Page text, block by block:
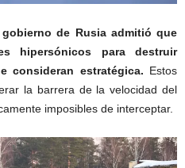
de Rusia admitió que
hipersónicos para destruir
consideran estratégica. Estos
la barrera de la velocidad del
imposibles de interceptar.